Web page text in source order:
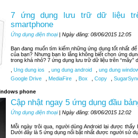
7 ứng dụng lưu trữ dữ liệu
smartphone
Ứng dụng điện thoại| Ngày đăng: 08/06/2015 12:05
Bạn đang muốn tìm kiếm những ứng dụng tốt nhất
của bạn? Nhưng bạn lo lắng không biết chọn ứng
trong khá nhỏ? 7 ứng dụng lưu trữ dữ liệu trên “mây”
Ung dung ios ung dung android
ung dung
Google Drive
MediaFire Box Copy
phone
Cập nhật ngay 5 ứng dụng đầu
Ứng dụng điện thoại| Ngày đăng: 08/06/2015 12:02
Mỗi ngày trôi qua, người dùng Android lại được
Dưới đây là 5 ứng dụng nổi bật nhất được người sử